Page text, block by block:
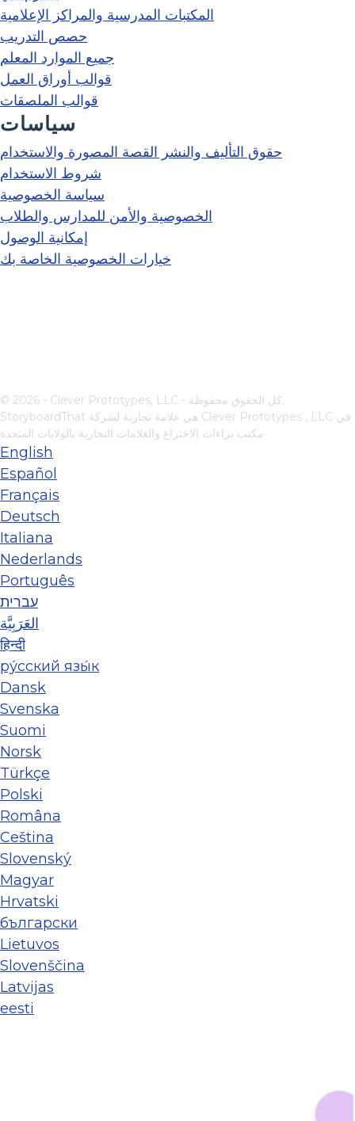
المكتبات المدرسية والمراكز الإعلامية
حصص التدريب
جميع الموارد المعلم
قوالب أوراق العمل
قوالب الملصقات
سياسات
حقوق التأليف والنشر القصة المصورة والاستخدام
شروط الاستخدام
سياسة الخصوصية
الخصوصية والأمن للمدارس والطلاب
إمكانية الوصول
خيارات الخصوصية الخاصة بك
© 2026 - Clever Prototypes, LLC - كل الحقوق محفوظة.
Clever Prototypes , LLC
مكتب براءات الاختراع والعلامات التجارية بالولايات المتحدة
English
Español
Français
Deutsch
Italiana
Nederlands
Português
עברית
العَرَبِيَّة
हिन्दी
ру́сский язы́к
Dansk
Svenska
Suomi
Norsk
Türkçe
Polski
Româna
Ceština
Slovenský
Magyar
Hrvatski
български
Lietuvos
Slovenščina
Latvijas
eesti